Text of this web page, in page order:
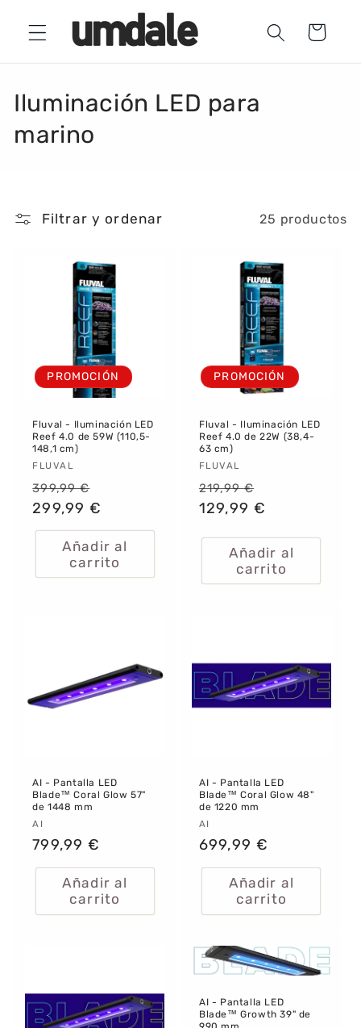
directamente
al contenido
Carrito
C
o
c
Iluminación LED para
marino
Filtrar y ordenar 25 productos
PROMOCIÓN
Fluval - Iluminación LED
Reef 4.0 de 59W (110,5-
148,1 cm)
Proveedor:
FLUVAL
Precio
habitual
399,99 €
de
oferta
299,99 €
Añadir al
carrito
PROMOCIÓN
Fluval - Iluminación LED
Reef 4.0 de 22W (38,4-
63 cm)
Proveedor:
FLUVAL
Precio
habitual
219,99 €
de
129,99 €
Añadir al
carrito
AI - Pantalla LED
Blade™ Coral Glow 57"
de 1448 mm
Proveedor:
AI
Precio
habitual
799,99 €
Añadir al
carrito
AI - Pantalla LED
Blade™ Coral Glow 48"
de 1220 mm
Proveedor:
AI
Precio
habitual
699,99 €
Añadir al
carrito
AI - Pantalla LED
Blade™ Growth 39" de